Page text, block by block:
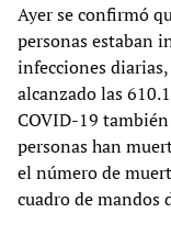
Ayer se confirmó
personas estaban
infecciones
alcanzado las
COVID-19
personas han
el número de
cuadro de mandos